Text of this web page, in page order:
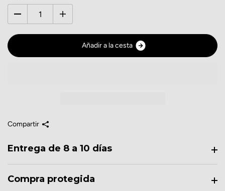
Añadir a la cesta
Compartir
Entrega de 8 a 10 días
Compra protegida